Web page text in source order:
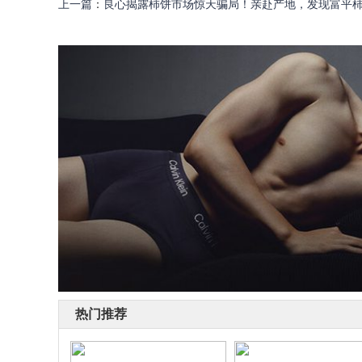
上一篇 ： 良心揭露柿饼市场惊天骗局！亲赴产地，发现富平
热门推荐